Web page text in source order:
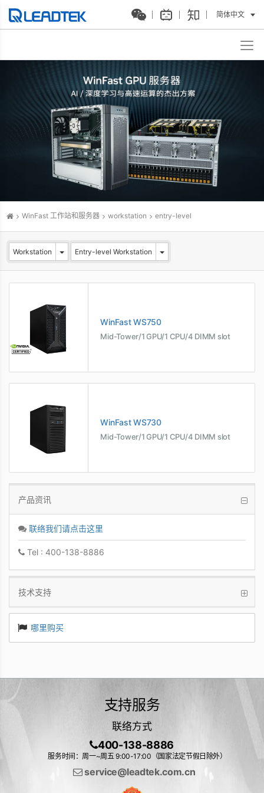
简体中文
WinFast 工作站和服务器 workstation entry-level
Workstation Entry-level Workstation
WinFast WS750
Mid-Tower/1 GPU/1 CPU/4 DIMM slot
WinFast WS730
Mid-Tower/1 GPU/1 CPU/4 DIMM slot
产品资讯
联络我们请点击这里
Tel : 400-138-8886
技术支持
哪里购买
支持服务
联络方式
400-138-8886
服务时间：周一~周五 9:00-17:00（国家法定节假日除外）
service@leadtek.com.cn